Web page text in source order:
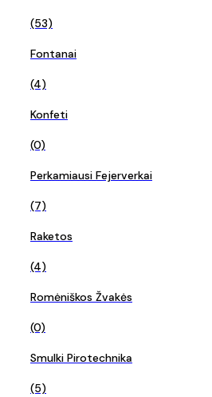
(53)
Fontanai
(4)
Konfeti
(0)
Perkamiausi Fejerverkai
(7)
Raketos
(4)
Romėniškos Žvakės
(0)
Smulki Pirotechnika
(5)